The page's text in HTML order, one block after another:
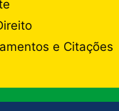
e Citações